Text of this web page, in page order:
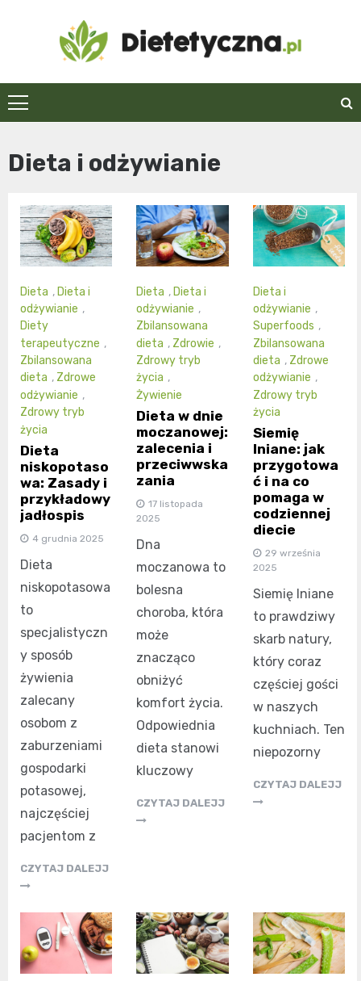
Dietetyczna.pl
Dieta i odżywianie
Dieta , Dieta i
odżywianie ,
Diety
terapeutyczne ,
Zbilansowana
dieta , Zdrowe
odżywianie ,
Zdrowy tryb
życia
Dieta
niskopotaso
wa: Zasady i
przykładowy
jadłospis
4 grudnia 2025
Dieta
niskopotasowa
to
specjalistyczn
y sposób
żywienia
zalecany
osobom z
zaburzeniami
gospodarki
potasowej,
najczęściej
pacjentom z
CZYTAJ DALEJJ
Dieta , Dieta i
odżywianie ,
Zbilansowana
dieta , Zdrowie ,
Zdrowy tryb
życia ,
Żywienie
Dieta w dnie
moczanowej:
zalecenia i
przeciwwska
zania
17 listopada
2025
Dna
moczanowa to
bolesna
choroba, która
może
znacząco
obniżyć
komfort życia.
Odpowiednia
dieta stanowi
kluczowy
CZYTAJ DALEJJ
Dieta i
odżywianie ,
Superfoods ,
Zbilansowana
dieta , Zdrowe
odżywianie ,
Zdrowy tryb
życia
Siemię
lniane: jak
przygotowa
ć i na co
pomaga w
codziennej
diecie
29 września
2025
Siemię lniane
to prawdziwy
skarb natury,
który coraz
częściej gości
w naszych
kuchniach. Ten
niepozorny
CZYTAJ DALEJJ